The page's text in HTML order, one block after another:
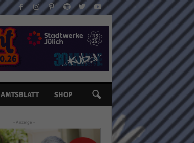
AMTSBLATT SHOP
- Anzeige -